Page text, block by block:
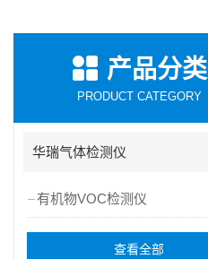
产品分类
PRODUCT CATEGORY
华瑞气体检测仪
有机物VOC检测仪
查看全部